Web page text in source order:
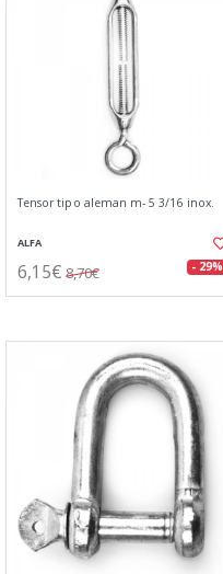
Tensor tipo aleman m- 5 3/16 inox.
ALFA
6,15€ 8,70€ - 29%